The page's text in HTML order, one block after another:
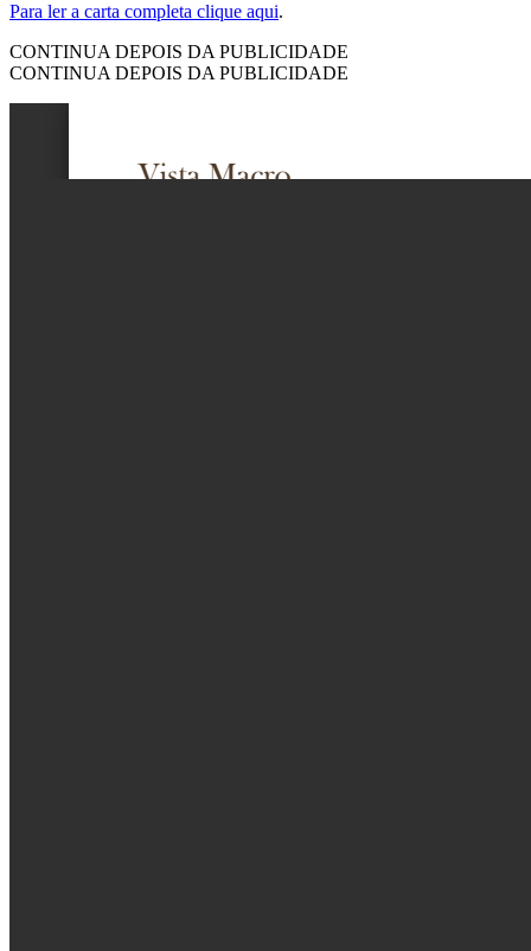
Para ler a carta completa clique aqui.
CONTINUA DEPOIS DA PUBLICIDADE
CONTINUA DEPOIS DA PUBLICIDADE